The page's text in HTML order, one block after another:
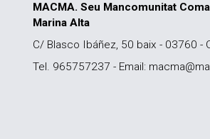
MACMA. Seu Mancomunitat
Marina Alta
C/ Blasco Ibáñez, 50 baix - 03760 -
Tel. 965757237 - Email: